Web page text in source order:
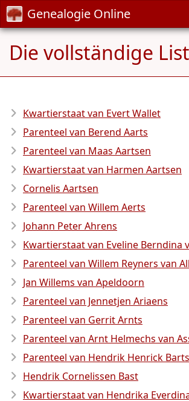
Genealogie Online
Die vollständige
Kwartierstaat van Evert Wallet
Parenteel van Berend Aarts
Parenteel van Maas Aartsen
Kwartierstaat van Harmen Aartsen
Cornelis Aartsen
Parenteel van Willem Aerts
Johann Peter Ahrens
Kwartierstaat van Eveline Berndina
Parenteel van Willem Reyners van
Jan Willems van Apeldoorn
Parenteel van Jennetjen Ariaens
Parenteel van Gerrit Arnts
Parenteel van Arnt Helmechs van
Parenteel van Hendrik Henrick
Hendrik Cornelissen Bast
Kwartierstaat van Hendrika